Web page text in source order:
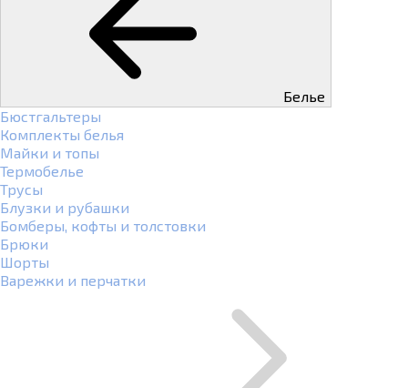
Белье
Бюстгальтеры
Комплекты белья
Майки и топы
Термобелье
Трусы
Блузки и рубашки
Бомберы, кофты и толстовки
Брюки
Шорты
Варежки и перчатки